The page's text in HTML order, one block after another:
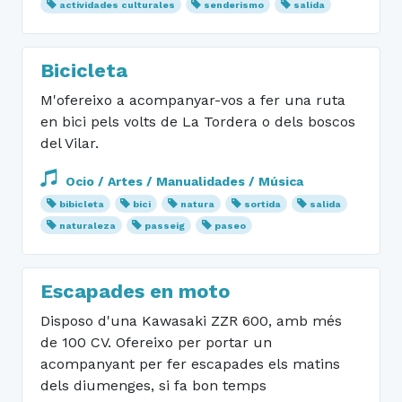
actividades culturales senderismo salida
Bicicleta
M'ofereixo a acompanyar-vos a fer una ruta
en bici pels volts de La Tordera o dels boscos
del Vilar.
Ocio / Artes / Manualidades / Música
bibicleta bici natura sortida
salida
naturaleza
passeig paseo
Escapades en moto
Disposo d'una Kawasaki ZZR 600, amb més
de 100 CV. Ofereixo per portar un
acompanyant per fer escapades els matins
dels diumenges, si fa bon temps